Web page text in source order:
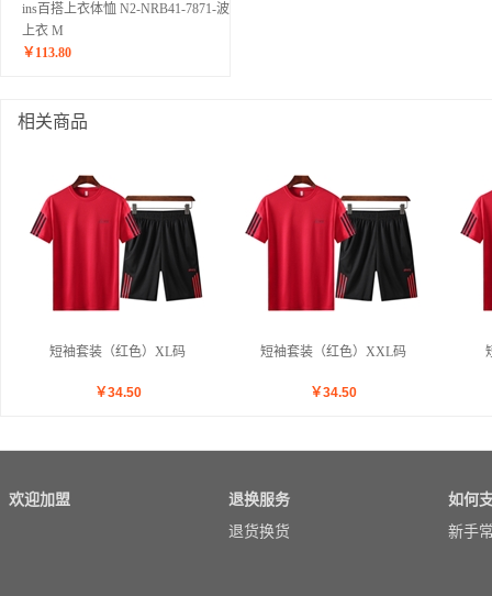
ins百搭上衣体恤 N2-NRB41-7871-波点
上衣 M
￥ 113.80
相关商品
短袖套装（红色）XL码
￥34.50
短袖套装（红色）XXL码
￥34.50
欢迎加盟
退换服务
退货换货
如何
新手